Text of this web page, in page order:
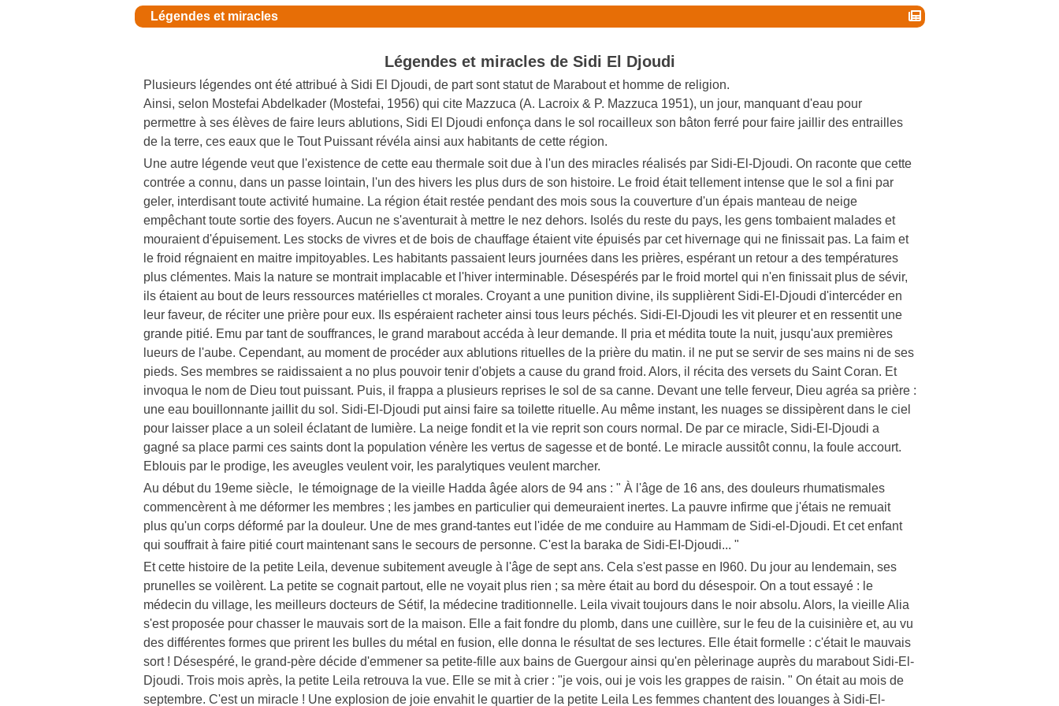
Légendes et miracles
Légendes et miracles de Sidi El Djoudi
Plusieurs légendes ont été attribué à Sidi El Djoudi, de part sont statut de Marabout et homme de religion.
Ainsi, selon Mostefai Abdelkader (Mostefai, 1956) qui cite Mazzuca (A. Lacroix & P. Mazzuca 1951), un jour, manquant d'eau pour
permettre à ses élèves de faire leurs ablutions, Sidi El Djoudi enfonça dans le sol rocailleux son bâton ferré pour faire jaillir des entrailles
de la terre, ces eaux que le Tout Puissant révéla ainsi aux habitants de cette région.
Une autre légende veut que l'existence de cette eau thermale soit due à l'un des miracles réalisés par Sidi-El-Djoudi. On raconte que cette
contrée a connu, dans un passe lointain, l'un des hivers les plus durs de son histoire. Le froid était tellement intense que le sol a fini par
geler, interdisant toute activité humaine. La région était restée pendant des mois sous la couverture d'un épais manteau de neige
empêchant toute sortie des foyers. Aucun ne s'aventurait à mettre le nez dehors. Isolés du reste du pays, les gens tombaient malades et
mouraient d'épuisement. Les stocks de vivres et de bois de chauffage étaient vite épuisés par cet hivernage qui ne finissait pas. La faim et
le froid régnaient en maitre impitoyables. Les habitants passaient leurs journées dans les prières, espérant un retour a des températures
plus clémentes. Mais la nature se montrait implacable et l'hiver interminable. Désespérés par le froid mortel qui n'en finissait plus de sévir,
ils étaient au bout de leurs ressources matérielles ct morales. Croyant a une punition divine, ils supplièrent Sidi-El-Djoudi d'intercéder en
leur faveur, de réciter une prière pour eux. Ils espéraient racheter ainsi tous leurs péchés. Sidi-El-Djoudi les vit pleurer et en ressentit une
grande pitié. Emu par tant de souffrances, le grand marabout accéda à leur demande. Il pria et médita toute la nuit, jusqu'aux premières
lueurs de l'aube. Cependant, au moment de procéder aux ablutions rituelles de la prière du matin. il ne put se servir de ses mains ni de ses
pieds. Ses membres se raidissaient a no plus pouvoir tenir d'objets a cause du grand froid. Alors, il récita des versets du Saint Coran. Et
invoqua le nom de Dieu tout puissant. Puis, il frappa a plusieurs reprises le sol de sa canne. Devant une telle ferveur, Dieu agréa sa prière :
une eau bouillonnante jaillit du sol. Sidi-El-Djoudi put ainsi faire sa toilette rituelle. Au même instant, les nuages se dissipèrent dans le ciel
pour laisser place a un soleil éclatant de lumière. La neige fondit et la vie reprit son cours normal. De par ce miracle, Sidi-El-Djoudi a
gagné sa place parmi ces saints dont la population vénère les vertus de sagesse et de bonté. Le miracle aussitôt connu, la foule accourt.
Eblouis par le prodige, les aveugles veulent voir, les paralytiques veulent marcher.
Au début du 19eme siècle, le témoignage de la vieille Hadda âgée alors de 94 ans : " À l'âge de 16 ans, des douleurs rhumatismales
commencèrent à me déformer les membres ; les jambes en particulier qui demeuraient inertes. La pauvre infirme que j'étais ne remuait
plus qu'un corps déformé par la douleur. Une de mes grand-tantes eut l'idée de me conduire au Hammam de Sidi-el-Djoudi. Et cet enfant
qui souffrait à faire pitié court maintenant sans le secours de personne. C'est la baraka de Sidi-EI-Djoudi... "
Et cette histoire de la petite Leila, devenue subitement aveugle à l'âge de sept ans. Cela s'est passe en I960. Du jour au lendemain, ses
prunelles se voilèrent. La petite se cognait partout, elle ne voyait plus rien ; sa mère était au bord du désespoir. On a tout essayé : le
médecin du village, les meilleurs docteurs de Sétif, la médecine traditionnelle. Leila vivait toujours dans le noir absolu. Alors, la vieille Alia
s'est proposée pour chasser le mauvais sort de la maison. Elle a fait fondre du plomb, dans une cuillère, sur le feu de la cuisinière et, au vu
des différentes formes que prirent les bulles du métal en fusion, elle donna le résultat de ses lectures. Elle était formelle : c'était le mauvais
sort ! Désespéré, le grand-père décide d'emmener sa petite-fille aux bains de Guergour ainsi qu'en pèlerinage auprès du marabout Sidi-El-
Djoudi. Trois mois après, la petite Leila retrouva la vue. Elle se mit à crier : "je vois, oui je vois les grappes de raisin. " On était au mois de
septembre. C'est un miracle ! Une explosion de joie envahit le quartier de la petite Leila Les femmes chantent des louanges à Sidi-El-